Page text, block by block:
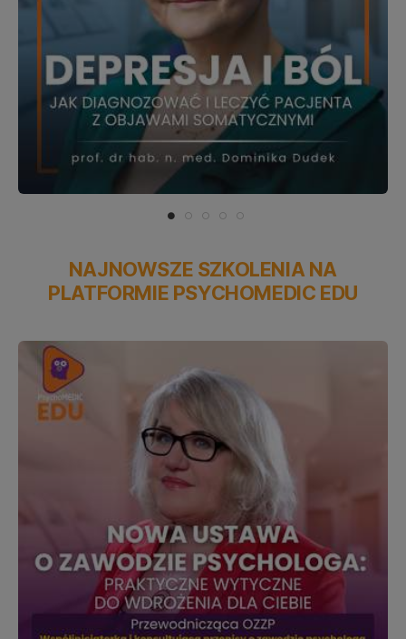
NAJNOWSZE SZKOLENIA NA
PLATFORMIE PSYCHOMEDIC EDU